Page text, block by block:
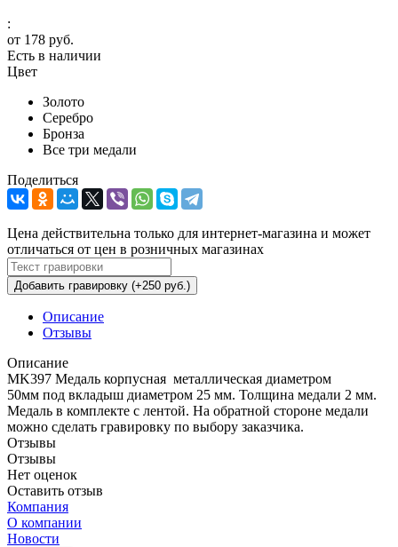
:
от 178 руб.
Есть в наличии
Цвет
Золото
Серебро
Бронза
Все три медали
Поделиться
Цена действительна только для интернет-магазина и может
отличаться от цен в розничных магазинах
Добавить гравировку (+250 руб.)
Описание
Отзывы
Описание
MK397 Медаль корпусная металлическая диаметром
50мм под вкладыш диаметром 25 мм. Толщина медали 2 мм.
Медаль в комплекте с лентой. На обратной стороне медали
можно сделать гравировку по выбору заказчика.
Отзывы
Отзывы
Нет оценок
Оставить отзыв
Компания
О компании
Новости